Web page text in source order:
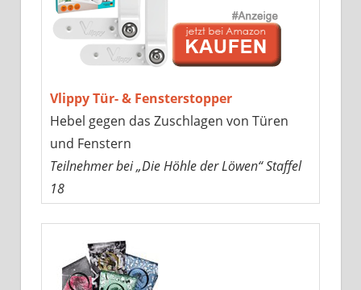
Vlippy Tür- & Fensterstopper
Hebel gegen das Zuschlagen von Türen
und Fenstern
Teilnehmer bei „Die Höhle der Löwen“ Staffel
18